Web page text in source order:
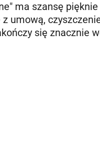
ma szansę
z umową,
się znacznie